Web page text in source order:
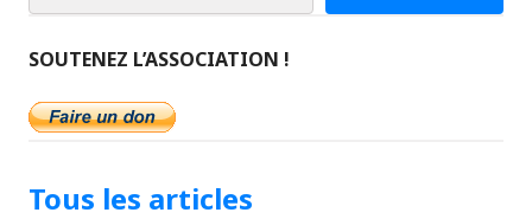
SOUTENEZ L’ASSOCIATION !
Tous les articles